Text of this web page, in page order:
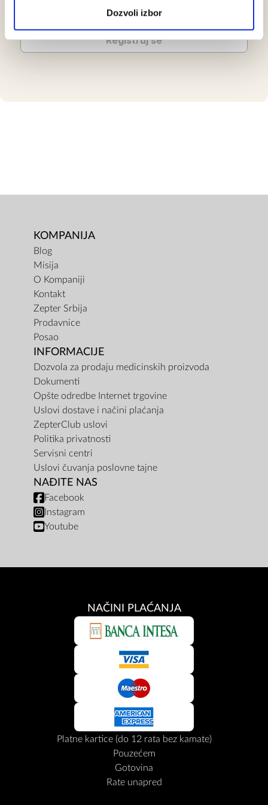
Dozvoli izbor
Registruj se
KOMPANIJA
Blog
Misija
O Kompaniji
Kontakt
Zepter Srbija
Prodavnice
Posao
INFORMACIJE
Dozvola za prodaju medicinskih proizvoda
Dokumenti
Opšte odredbe Internet trgovine
Uslovi dostave i načini plaćanja
ZepterClub uslovi
Politika privatnosti
Servisni centri
Uslovi čuvanja poslovne tajne
NAĐITE NAS
Facebook
Instagram
Youtube
NAČINI PLAĆANJA
Platne kartice (do 12 rata bez kamate)
Pouzećem
Gotovina
Rate unapred